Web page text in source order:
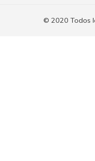
© 2020 Todos